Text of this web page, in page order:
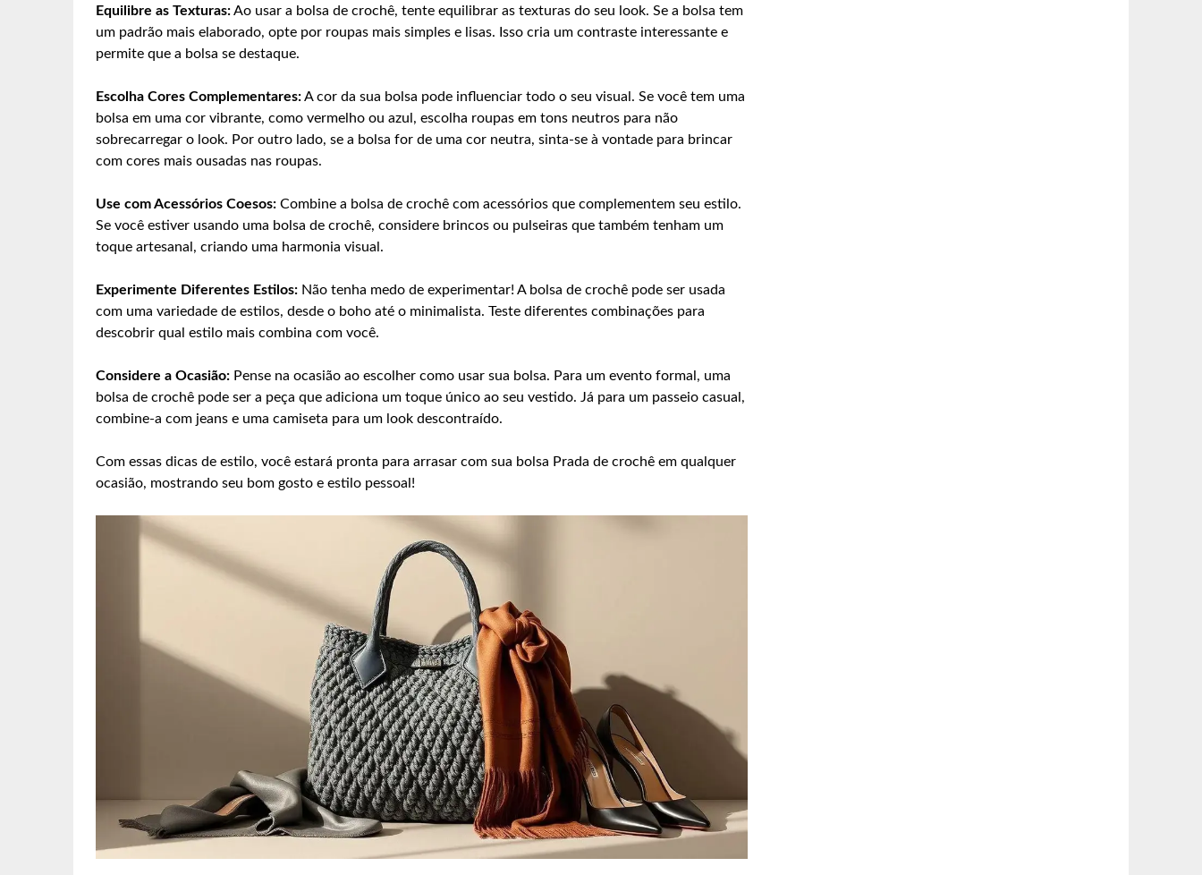
Equilibre as Texturas:Ao usar a bolsa de crochê, tente equilibrar as texturas do seu look. Se a bolsa tem
um padrão mais elaborado, opte por roupas mais simples e lisas. Isso cria um contraste interessante e
permite que a bolsa se destaque.
Escolha Cores Complementares:A cor da sua bolsa pode influenciar todo o seu visual. Se você tem uma
bolsa em uma cor vibrante, como vermelho ou azul, escolha roupas em tons neutros para não
sobrecarregar o look. Por outro lado, se a bolsa for de uma cor neutra, sinta-se à vontade para brincar
com cores mais ousadas nas roupas.
Use com Acessórios Coesos: Combine a bolsa de crochê com acessórios que complementem seu estilo.
Se você estiver usando uma bolsa de crochê, considere brincos ou pulseiras que também tenham um
toque artesanal, criando uma harmonia visual.
Experimente Diferentes Estilos: Não tenha medo de experimentar! A bolsa de crochê pode ser usada
com uma variedade de estilos, desde o boho até o minimalista. Teste diferentes combinações para
descobrir qual estilo mais combina com você.
Considere a Ocasião: Pense na ocasião ao escolher como usar sua bolsa. Para um evento formal, uma
bolsa de crochê pode ser a peça que adiciona um toque único ao seu vestido. Já para um passeio casual,
combine-a com jeans e uma camiseta para um look descontraído.
Com essas dicas de estilo, você estará pronta para arrasar com sua bolsa Prada de crochê em qualquer
ocasião, mostrando seu bom gosto e estilo pessoal!